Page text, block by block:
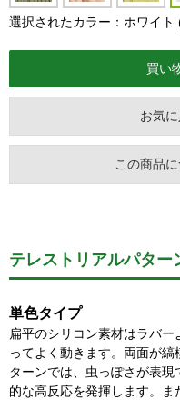
選択されたカラー：ホワイト
お気
この商品
テレストリアルパター
単色タイプ
扁平のシリコン素材はラバー
ってよく動きます。両面が
ターンでは、虫っぽさが表
的な高反応を発揮します。